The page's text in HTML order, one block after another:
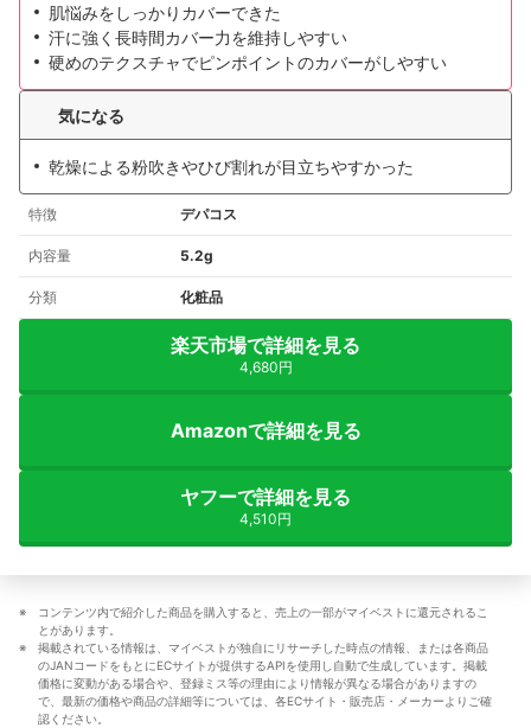
肌悩みをしっかりカバーできた
汗に強く長時間カバー力を維持しやすい
硬めのテクスチャでピンポイントのカバーがしやすい
気になる
乾燥による粉吹きやひび割れが目立ちやすかった
特徴 デパコス
内容量 5.2g
分類 化粧品
楽天市場で詳細を見る
4,680円
Amazonで詳細を見る
ヤフーで詳細を見る
4,510円
コンテンツ内で紹介した商品を購入すると、売上の一部がマイベストに還元されるこ
とがあります。
掲載されている情報は、マイベストが独自にリサーチした時点の情報、または各商品
のJANコードをもとにECサイトが提供するAPIを使用し自動で生成しています。掲載
価格に変動がある場合や、登録ミス等の理由により情報が異なる場合がありますの
で、最新の価格や商品の詳細等については、各ECサイト・販売店・メーカーよりご確
認ください。